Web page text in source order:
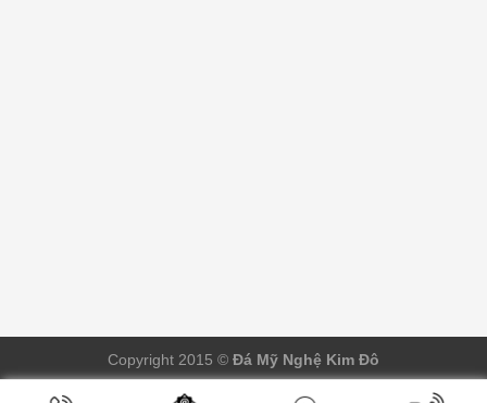
Copyright 2015 © Đá Mỹ Nghệ Kim Đô